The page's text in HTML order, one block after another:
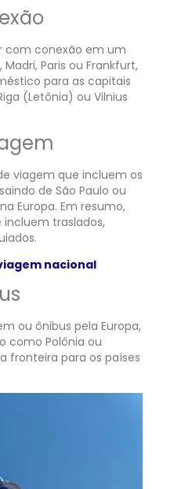
com conexão em um
Paris ou Frankfurt,
para as capitais
(Letônia) ou Vilnius
viagem que incluem os
de São Paulo ou
Europa. Em resumo,
traslados,
nacional
ou ônibus pela Europa,
como Polônia ou
fronteira para os países